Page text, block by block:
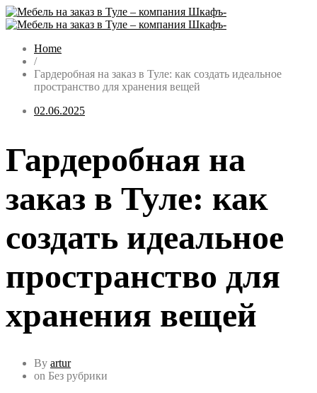
Home
/
Гардеробная на заказ в Туле: как создать идеальное
пространство для хранения вещей
02.06.2025
Гардеробная на
заказ в Туле: как
создать идеальное
пространство для
хранения вещей
By artur
on Без рубрики